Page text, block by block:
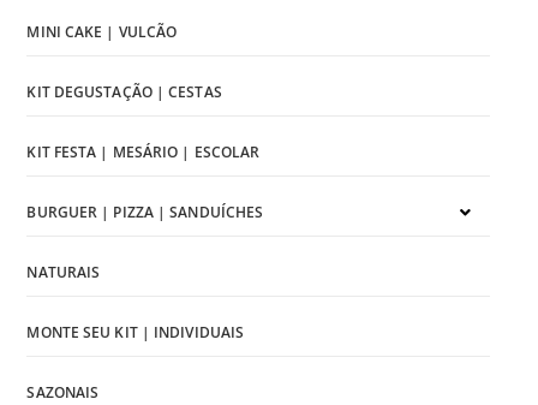
MINI CAKE | VULCÃO
KIT DEGUSTAÇÃO | CESTAS
KIT FESTA | MESÁRIO | ESCOLAR
BURGUER | PIZZA | SANDUÍCHES
NATURAIS
MONTE SEU KIT | INDIVIDUAIS
SAZONAIS